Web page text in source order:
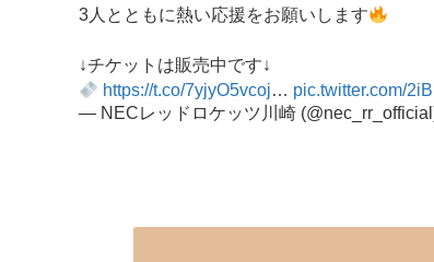
3人とともに熱い応援をお願いします
↓チケットは販売中です↓
https://t.co/7yjyO5vcoj… pic.twitter.com/
— NECレッドロケッツ川崎